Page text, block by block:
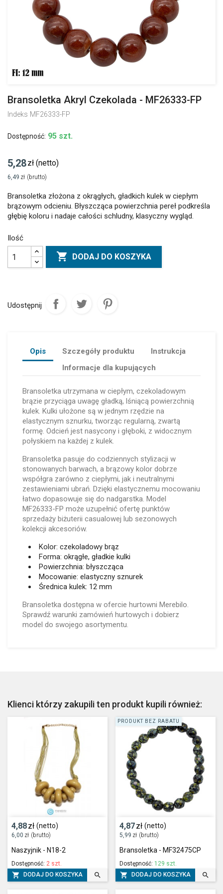
Bransoletka Akryl Czekolada - MF26333-FP
Indeks MF26333-FP
Dostępność: 95 szt.
5,28zł (netto)
6,49 zł (brutto)
Bransoletka złożona z okrągłych, gładkich kulek w ciepłym
brązowym odcieniu. Błyszcząca powierzchnia pereł podkreśla
głębię koloru i nadaje całości schludny, klasyczny wygląd.
Ilość
 DODAJ DO KOSZYKA
Udostępnij
Opis Szczegóły produktu
Instrukcja
Informacje dla kupujących
Bransoletka utrzymana w ciepłym, czekoladowym
brązie przyciąga uwagę gładką, lśniącą powierzchnią
kulek. Kulki ułożone są w jednym rzędzie na
elastycznym sznurku, tworząc regularną, zwartą
formę. Odcień jest nasycony i głęboki, z widocznym
połyskiem na każdej z kulek.
Bransoletka pasuje do codziennych stylizacji w
stonowanych barwach, a brązowy kolor dobrze
współgra zarówno z ciepłymi, jak i neutralnymi
zestawieniami ubrań. Dzięki elastycznemu mocowaniu
łatwo dopasowuje się do nadgarstka. Model
MF26333-FP może uzupełnić ofertę punktów
sprzedaży biżuterii casualowej lub sezonowych
kolekcji akcesoriów.
Kolor: czekoladowy brąz
Forma: okrągłe, gładkie kulki
Powierzchnia: błyszcząca
Mocowanie: elastyczny sznurek
Średnica kulek: 12 mm
Bransoletka dostępna w ofercie hurtowni Merebilo.
Sprawdź warunki zamówień hurtowych i dobierz
model do swojego asortymentu.
Klienci którzy zakupili ten produkt kupili również:
4,88zł (netto)
6,00 zł (brutto)
Naszyjnik - N18-2
Dostępność: 2 szt.
 DODAJ DO KOSZYKA 
4,87zł (netto)
5,99 zł (brutto)
Bransoletka - MF32475CP
Dostępność: 129 szt.
 DODAJ DO KOSZYKA 
PRODUKT BEZ RABATU